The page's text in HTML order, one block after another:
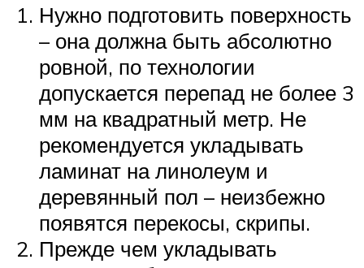
Нужно подготовить поверхность
– она должна быть абсолютно
ровной, по технологии
допускается перепад не более 3
мм на квадратный метр. Не
рекомендуется укладывать
ламинат на линолеум и
деревянный пол – неизбежно
появятся перекосы, скрипы.
Прежде чем укладывать